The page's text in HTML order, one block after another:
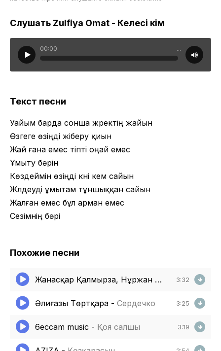
Слушать Zulfiya Omat - Келесі кім
00:00 ...
Текст песни
Уайым барда сонша жүректің жайын
Өзгеге өзіңді жіберу қиын
Жай ғана емес тіпті оңай емес
Ұмыту бәрін
Көздеймін өзіңді күні кем сайын
Жүлдеуді ұмытам тұншыққан сайын
Жалған емес бұл арман емес
Сезімнің бәрі
Похожие песни
Жанасқар Қалмырза, Нұржан Асқар -Дос
3:32
Әлиғазы Төртқара - Сердечко 3:25
6eccam music - Қоя салшы 3:19